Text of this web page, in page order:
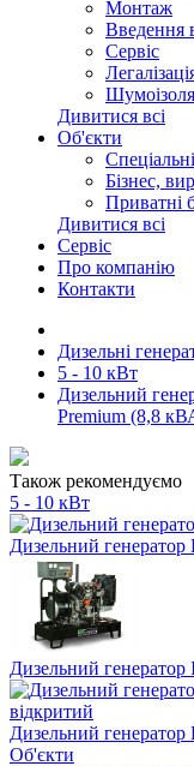
Монтаж
Введення
Сервіс
Дивитися всі
Об'єкти
Бізнес,
Приватні
Дивитися всі
Сервіс
Про компанію
Контакти
Дизельні
5 - 10 кВт
Дизельний
Premium (8,8
Також рекомендуємо
5 - 10 кВт
Дизельний
Дизельний
Дизельний
Об'єкти